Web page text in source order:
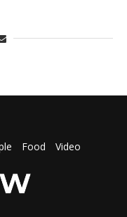
Food Video